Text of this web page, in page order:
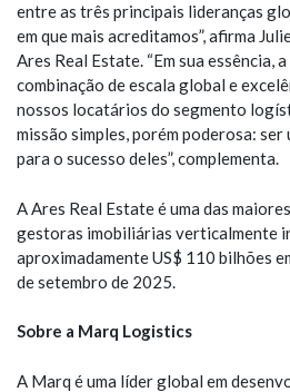
entre as três principais lideranças
em que mais acreditamos”, afirma
Ares Real Estate. “Em sua essência,
combinação de escala global e
nossos locatários do segmento
missão simples, porém poderosa:
para o sucesso deles”, complementa.
A Ares Real Estate é uma das
gestoras imobiliárias verticalmente
aproximadamente US$ 110 bilhões
de setembro de 2025.
Sobre a Marq Logistics
A Marq é uma líder global em